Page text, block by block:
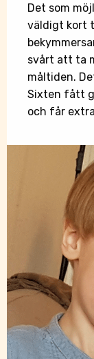
Det som
väldigt kort
svårt att ta
måltiden.
Sixten fått
och får